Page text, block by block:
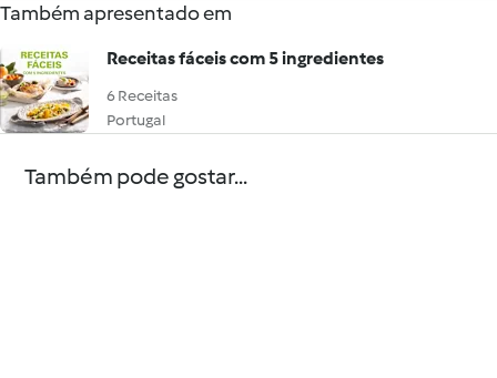
Também apresentado em
Receitas fáceis com 5 ingredientes
6 Receitas
Portugal
Também pode gostar...